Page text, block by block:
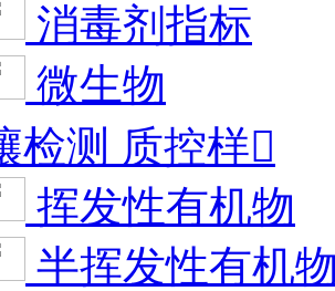
消毒剂指标
微生物
检测 质控样
挥发性有机物
半挥发性有机